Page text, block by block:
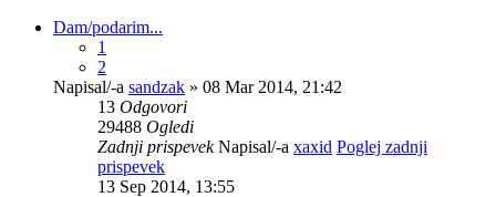
Dam/podarim...
1
2
Napisal/-a sandzak » 08 Mar 2014, 21:42
13 Odgovori
29488 Ogledi
Zadnji prispevekNapisal/-a xaxid Poglej zadnji
prispevek
13 Sep 2014, 13:55